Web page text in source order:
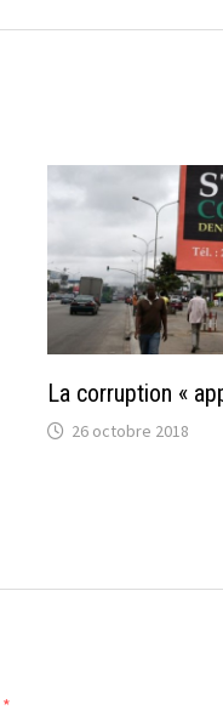
La corruption «
26 octobre 2018
*